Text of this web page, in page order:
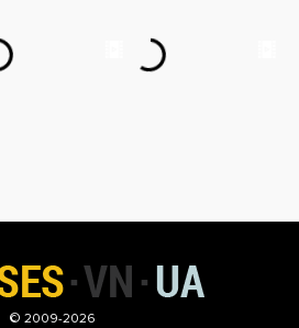
© 2009-2026